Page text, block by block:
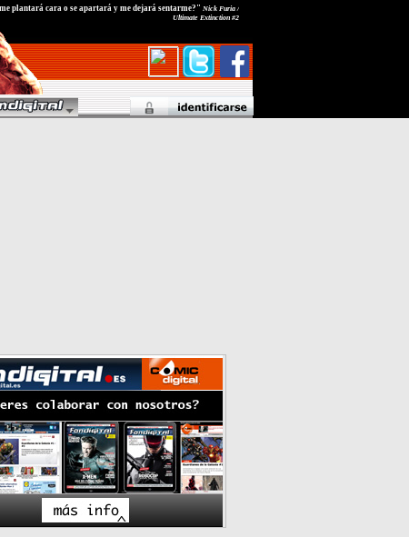
plantará cara o se apartará y me dejará sentarme?" Nick Furia /
Ultimate Extinction #2